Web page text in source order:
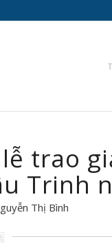
trao
Trinh
Thị Bình